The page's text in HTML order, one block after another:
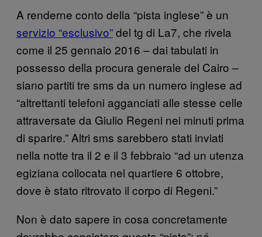
A renderne conto della “pista inglese” è un
servizio “esclusivo”del tg di La7, che rivela
come il 25 gennaio 2016 – dai tabulati in
possesso della procura generale del Cairo –
siano partiti tre sms da un numero inglese ad
“altrettanti telefoni agganciati alle stesse celle
attraversate da Giulio Regeni nei minuti prima
di sparire.” Altri sms sarebbero stati inviati
nella notte tra il 2 e il 3 febbraio “ad un utenza
egiziana collocata nel quartiere 6 ottobre,
dove è stato ritrovato il corpo di Regeni.”
Non è dato sapere in cosa concretamente